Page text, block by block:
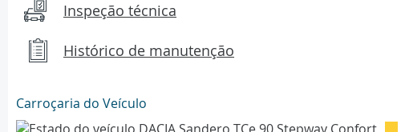
Inspeção técnica
Histórico de manutenção
Carroçaria do Veículo